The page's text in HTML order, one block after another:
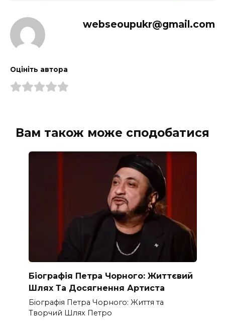
webseoupukr@gmail.com
Оцініть автора
Вам також може сподобатися
Біографія Петра Чорного: Життєвий
Шлях Та Досягнення Артиста
Біографія Петра Чорного: Життя та
Творчий Шлях Петро